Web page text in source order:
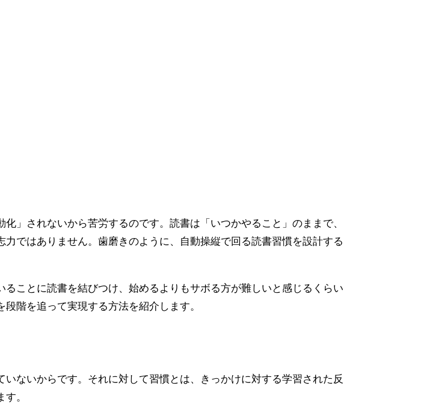
」されないから苦労するのです。読書は「いつかやること」のままで、
ではありません。歯磨きのように、自動操縦で回る読書習慣を設計する
ことに読書を結びつけ、始めるよりもサボる方が難しいと感じるくらい
階を追って実現する方法を紹介します。
ないからです。それに対して習慣とは、きっかけに対する学習された反
。